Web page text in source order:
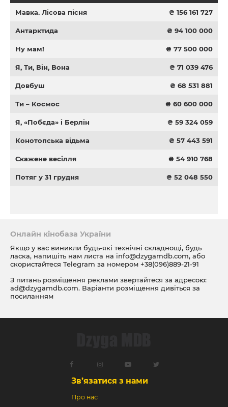
Мавка. Лісова пісня ₴ 156 161 727
Антарктида ₴ 94 100 000
Ну мам! ₴ 77 500 000
Я, Ти, Він, Вона ₴ 71 039 476
Довбуш ₴ 68 531 881
Ти – Космос ₴ 60 600 000
Я, «Побєда» і Берлін ₴ 59 324 059
Конотопська відьма ₴ 57 443 591
Скажене весілля ₴ 54 910 768
Потяг у 31 грудня ₴ 52 048 550
Онлайн кінобаза України
Якщо у вас виникли будь-які технічні складнощі, будь
ласка, напишіть нам листа на info@dzygamdb.com, або
скористайтеся Telegram за номером +38(096)889-21-91
З питань розміщення реклами звертайтеся за адресою:
ad@dzygamdb.com. Варіанти розміщення дивіться за
посиланням
Зв’язатися з нами
Про нас